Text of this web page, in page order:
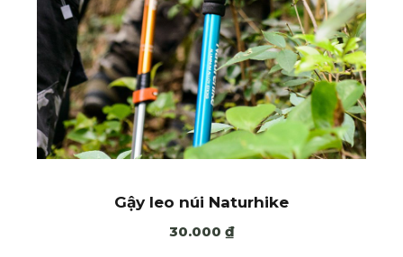
Gậy leo núi Naturhike
30.000 ₫